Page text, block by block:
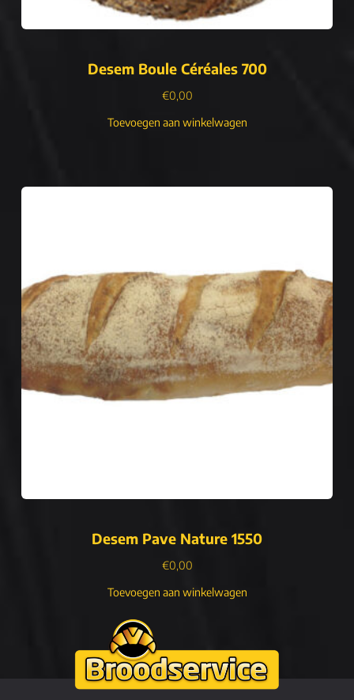
Desem Boule Céréales 700
€0,00
Toevoegen aan winkelwagen
Desem Pave Nature 1550
€0,00
Toevoegen aan winkelwagen